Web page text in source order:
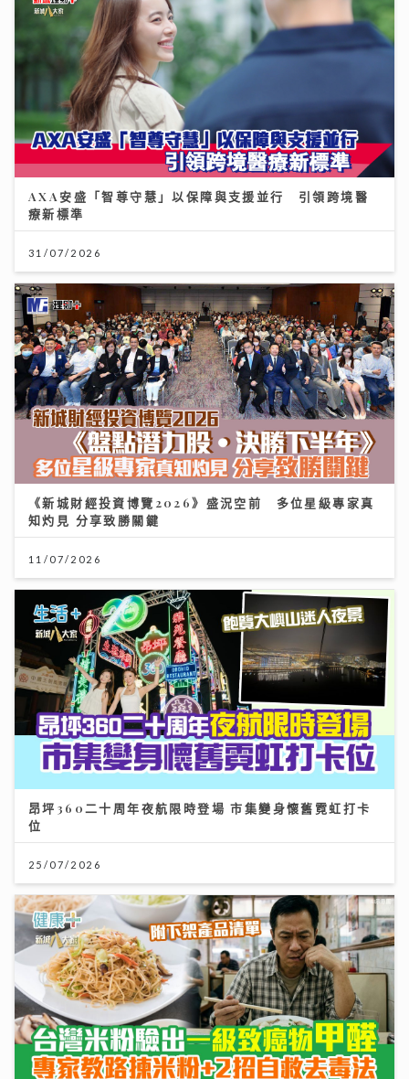
AXA安盛「智尊守慧」以保障與支援並行 引領跨境醫
療新標準
31/07/2026
《新城財經投資博覽2026》盛況空前 多位星級專家真
知灼見 分享致勝關鍵
11/07/2026
昂坪360二十周年夜航限時登場 市集變身懷舊霓虹打卡
位
25/07/2026